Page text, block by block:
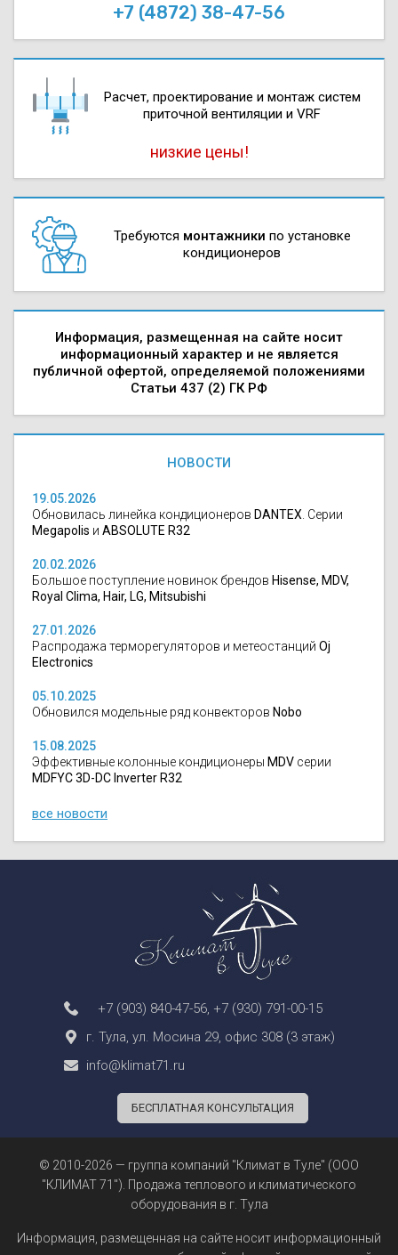
+7 (4872) 38-47-56
Расчет, проектирова­ние и монтаж систем
приточной вентиляции и VRF
низкие цены!
Требуются монтажники по установке
кондиционеров
Информация, размещенная на сайте носит
информационный характер и не является
публичной офертой, определяемой положениями
Статьи 437 (2) ГК РФ
НОВОСТИ
19.05.2026
Обновилась линейка кондиционеров DANTEX . Серии
Megapolis и ABSOLUTE R32
20.02.2026
Большое поступление новинок брендов Hisense, MDV,
Royal Clima, Hair, LG, Mitsubishi
27.01.2026
Распродажа терморегуляторов и метеостанций Oj
Electronics
05.10.2025
Обновился модельные ряд конвекторов Nobo
15.08.2025
Эффективные колонные кондиционеры MDV серии
MDFYC 3D-DC Inverter R32
все новости
+7 (903) 840-47-56 +7 (930) 791-00-15
г. Тула, ул. Мосина 29, офис 308 (3 этаж)
info@klimat71.ru
БЕСПЛАТНАЯ КОНСУЛЬТАЦИЯ
© 2010-2026 — группа компаний "Климат в Туле" (ООО
"КЛИМАТ 71"). Продажа теплового и климатического
оборудования в г. Тула
Информация, размещенная на сайте носит информационный